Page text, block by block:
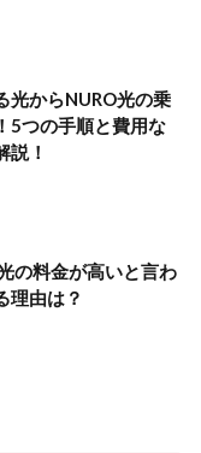
光からNURO光の乗
5つの手順と費用な
説！
の料金が高いと言わ
理由は？